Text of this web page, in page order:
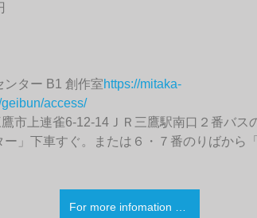
ター B1 創作室https://mitaka-
access/
市上連雀6-12-14ＪＲ三鷹駅南口２番バス
」下車すぐ。または６・７番のりばから
For more infomation CLICK HERE!